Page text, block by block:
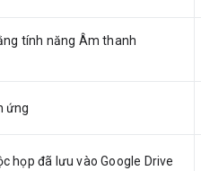
tính năng Âm thanh
ứng
họp đã lưu vào Google Drive